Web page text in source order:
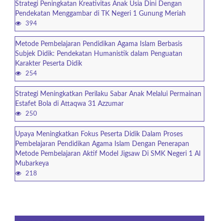
Strategi Peningkatan Kreativitas Anak Usia Dini Dengan
Pendekatan Menggambar di TK Negeri 1 Gunung Meriah
394
Metode Pembelajaran Pendidikan Agama Islam Berbasis
Subjek Didik: Pendekatan Humanistik dalam Penguatan
Karakter Peserta Didik
254
Strategi Meningkatkan Perilaku Sabar Anak Melalui Permainan
Estafet Bola di Attaqwa 31 Azzumar
250
Upaya Meningkatkan Fokus Peserta Didik Dalam Proses
Pembelajaran Pendidikan Agama Islam Dengan Penerapan
Metode Pembelajaran Aktif Model Jigsaw Di SMK Negeri 1 Al
Mubarkeya
218